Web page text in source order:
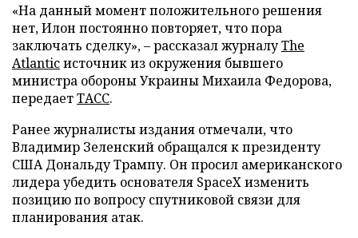
«На данный момент положительного решения
нет, Илон постоянно повторяет, что пора
заключать сделку», – рассказал журналуThe
Atlanticисточник из окружения бывшего
министра обороны Украины Михаила Федорова,
передаетТАСС.
Ранее журналисты издания отмечали, что
Владимир Зеленский обращался к президенту
США Дональду Трампу. Он просил американского
лидера убедить основателя SpaceX изменить
позицию по вопросу спутниковой связи для
планирования атак.